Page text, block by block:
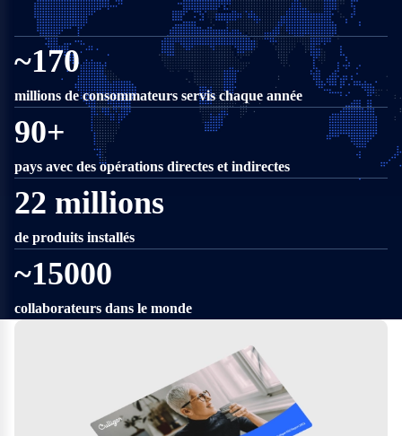
Culligan lance le Click & Drink qui fournit une eau micro filtrée à partir
d’un robinet existant
2017-2020
Culligan se lance en Australie, au Royaume-Uni, en Allemagne, au
Brésil, au Portugal, en Pologne...
2023
Waterlogic devient une société du groupe Culligan
~170
millions de consommateurs servis chaque année
90+
pays avec des opérations directes et indirectes
22 millions
de produits installés
~15000
collaborateurs dans le monde